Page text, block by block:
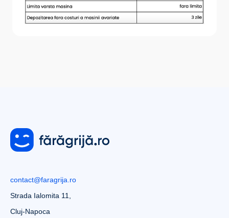
contact@faragrija.ro
Strada Ialomita 11,
Cluj-Napoca